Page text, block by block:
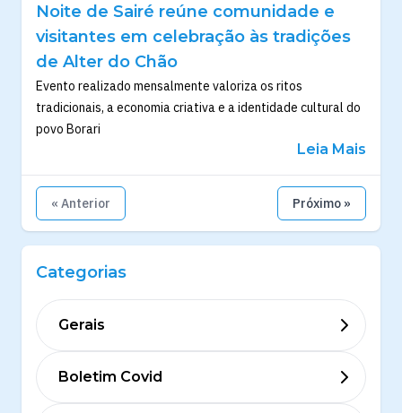
Noite de Sairé reúne comunidade e
visitantes em celebração às tradições
de Alter do Chão
Evento realizado mensalmente valoriza os ritos
tradicionais, a economia criativa e a identidade cultural do
povo Borari
Leia Mais
« Anterior Próximo »
Categorias
Gerais
Boletim Covid